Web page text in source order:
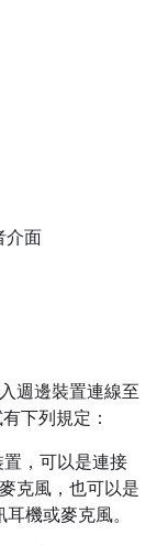
介面
週邊裝置連線至
下列規定：
，可以是連接
克風，也可以是
機或麥克風。